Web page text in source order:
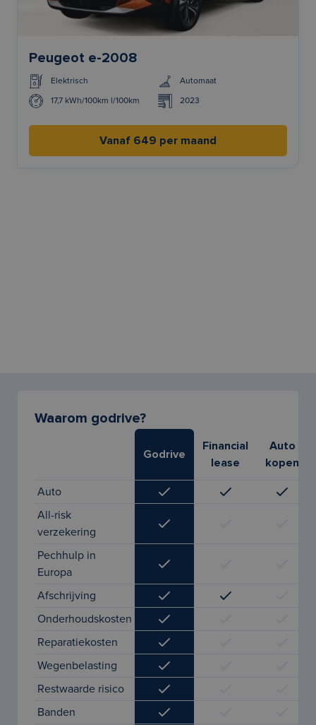
Peugeot e-2008
Elektrisch Automaat
17,7 kWh/100km l/100km 2023
Vanaf 649 per maand
Waarom godrive?
Godrive
Financial
lease
Auto
kopen
Auto
All-risk
verzekering
Pechhulp in
Europa
Afschrijving
Onderhoudskosten
Reparatiekosten
Wegenbelasting
Restwaarde risico
Banden